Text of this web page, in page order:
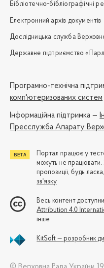
Бібліотечно-бібліографічні
Електронний архів документів
Дослідницька служба
Державне підприємство
Програмно-технічна
комп'ютеризованих систем
Iнформаційна підтримка —
Пресслужба Апарату
Портал працює у
можуть не
пропозиції, будь
зв'язку
Весь контент
Attribution 4.0
інше
KitSoft — розробник